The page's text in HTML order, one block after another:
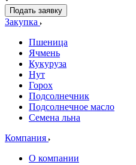
Подать заявку
Закупка
Пшеница
Ячмень
Кукуруза
Нут
Горох
Подсолнечник
Подсолнечное масло
Семена льна
Компания
О компании